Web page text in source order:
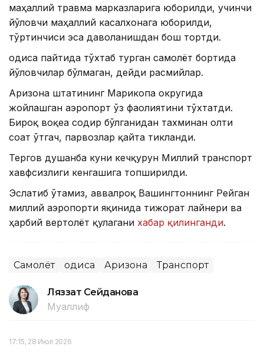
маҳаллий травма марказларига юборилди, учинчи
йўловчи маҳаллий касалхонага юборилди,
тўртинчиси эса даволанишдан бош тортди.
Ҳодиса пайтида тўхтаб турган самолёт бортида
йўловчилар бўлмаган, дейди расмийлар.
Аризона штатининг Марикопа округида
жойлашган аэропорт ўз фаолиятини тўхтатди.
Бироқ воқеа содир бўлганидан тахминан олти
соат ўтгач, парвозлар қайта тикланди.
Тергов душанба куни кечқурун Миллий транспорт
хавфсизлиги кенгашига топширилди.
Эслатиб ўтамиз, аввалроқ Вашингтоннинг Рейган
миллий аэропорти яқинида тижорат лайнери ва
ҳарбий вертолёт қулагани хабар қилинганди.
Самолёт Ҳодиса Аризона Транспорт
Ляззат Сейданова
Муаллиф
17:15, 28 Июл 2026